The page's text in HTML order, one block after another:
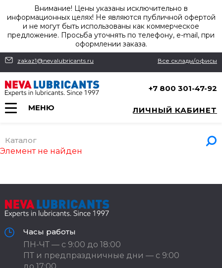
Внимание! Цены указаны исключительно в
информационных целях! Не являются публичной офертой
и не могут быть использованы как коммерческое
предложение. Просьба уточнять по телефону, e-mail, при
оформлении заказа.
zakaz1@nevalubricants.ru Все склады/офисы
+7 800 301-47-92
МЕНЮ ЛИЧНЫЙ КАБИНЕТ
Каталог
Элемент не найден
Часы работы
ПН-ЧТ — с 9:00 до 18:00
ПТ и предпраздничные дни — с 9:00